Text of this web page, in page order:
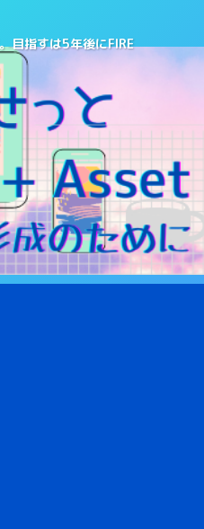
目指すは5年後にFIRE